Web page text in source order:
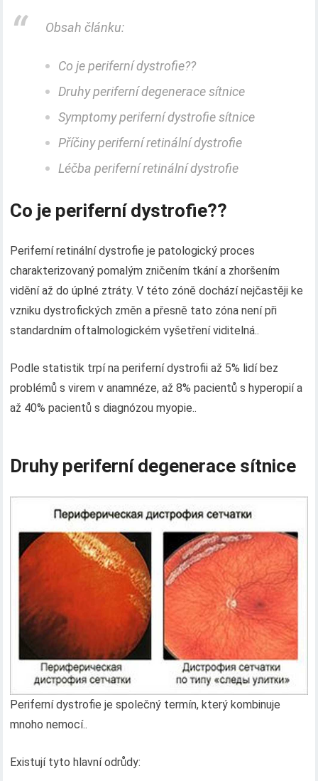
Obsah článku:
Co je periferní dystrofie??
Druhy periferní degenerace sítnice
Symptomy periferní dystrofie sítnice
Příčiny periferní retinální dystrofie
Léčba periferní retinální dystrofie
Co je periferní dystrofie??
Periferní retinální dystrofie je patologický proces
charakterizovaný pomalým zničením tkání a zhoršením
vidění až do úplné ztráty. V této zóně dochází nejčastěji ke
vzniku dystrofických změn a přesně tato zóna není při
standardním oftalmologickém vyšetření viditelná..
Podle statistik trpí na periferní dystrofii až 5% lidí bez
problémů s virem v anamnéze, až 8% pacientů s hyperopií a
až 40% pacientů s diagnózou myopie..
Druhy periferní degenerace sítnice
Periferní dystrofie je společný termín, který kombinuje
mnoho nemocí..
Existují tyto hlavní odrůdy: